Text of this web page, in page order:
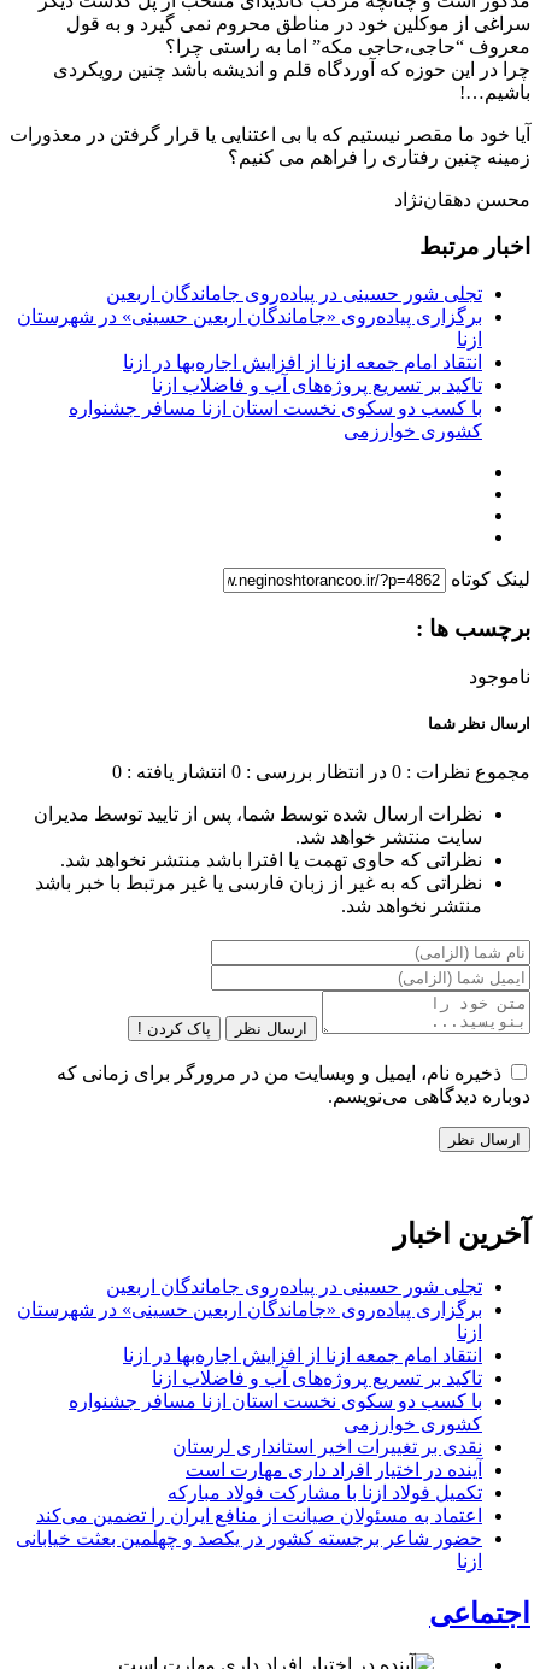
سراغی از موکلین خود در مناطق محروم نمی گیرد و به قول
معروف “حاجی،حاجی مکه” اما به راستی چرا؟
چرا در این حوزه که آوردگاه قلم و اندیشه باشد چنین رویکردی
باشیم…!
آیا خود ما مقصر نیستیم که با بی اعتنایی یا قرار گرفتن در معذورات
زمینه چنین رفتاری را فراهم می کنیم؟
محسن دهقان‌نژاد
اخبار مرتبط
تجلی شور حسینی در پیاده‌روی جاماندگان اربعین
برگزاری پیاده‌روی «جاماندگان اربعین حسینی» در شهرستان
ازنا
انتقاد امام جمعه ازنا از افزایش اجاره‌بها در ازنا
تاکید بر تسریع پروژه‌های آب و فاضلاب ازنا
با کسب دو سکوی نخست استان ازنا مسافر جشنواره
کشوری خوارزمی
لینک کوتاه
برچسب ها :
ناموجود
ارسال نظر شما
مجموع نظرات : 0 در انتظار بررسی : 0 انتشار یافته : 0
نظرات ارسال شده توسط شما، پس از تایید توسط مدیران
سایت منتشر خواهد شد.
نظراتی که حاوی تهمت یا افترا باشد منتشر نخواهد شد.
نظراتی که به غیر از زبان فارسی یا غیر مرتبط با خبر باشد
منتشر نخواهد شد.
ارسال نظر پاک کردن !
ذخیره نام، ایمیل و وبسایت من در مرورگر برای زمانی که
دوباره دیدگاهی می‌نویسم.
آخرین اخبار
تجلی شور حسینی در پیاده‌روی جاماندگان اربعین
برگزاری پیاده‌روی «جاماندگان اربعین حسینی» در شهرستان
ازنا
انتقاد امام جمعه ازنا از افزایش اجاره‌بها در ازنا
تاکید بر تسریع پروژه‌های آب و فاضلاب ازنا
با کسب دو سکوی نخست استان ازنا مسافر جشنواره
کشوری خوارزمی
نقدی بر تغییرات اخیر استانداری لرستان
آینده در اختیار افراد داری مهارت است
تکمیل فولاد ازنا با مشارکت فولاد مبارکه
اعتماد به مسئولان صیانت از منافع ایران را تضمین می‌کند
حضور شاعر برجسته کشور در یکصد و چهلمین بعثت خیابانی
ازنا
اجتماعی